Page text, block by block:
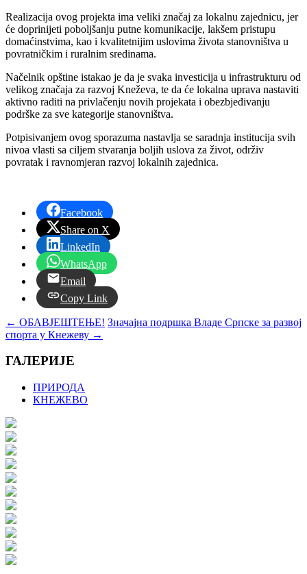
Realizacija ovog projekta ima veliki značaj za lokalnu zajednicu, jer
će doprinijeti poboljšanju putne komunikacije, lakšem pristupu
domaćinstvima, kao i kvalitetnijim uslovima života stanovništva u
povratničkim i ruralnim sredinama.
Načelnik opštine istakao je da je svaka investicija u infrastrukturu od
velikog značaja za razvoj Kneževa, te da će lokalna uprava nastaviti
aktivno raditi na privlačenju novih projekata i obezbjeđivanju
podrške za sve kategorije stanovništva.
Potpisivanjem ovog sporazuma nastavlja se saradnja institucija svih
nivoa vlasti sa ciljem stvaranja boljih uslova za život, održiv
povratak i ravnomjeran razvoj lokalnih zajednica.
Facebook
Share on X
LinkedIn
WhatsApp
Email
Copy Link
← ОБАВЈЕШТЕЊЕ! Значајна подршка Владе Српске за развој
спорта у Кнежеву →
ГАЛЕРИЈЕ
ПРИРОДА
КНЕЖЕВО